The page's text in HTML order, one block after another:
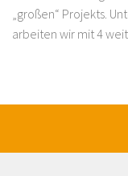
„großen“ Projekts.
arbeiten wir mit 4